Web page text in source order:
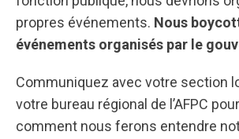
propres événements. Nous
événements organisés par le
Communiquez avec votre section
votre bureau régional de l’AFPC
comment nous ferons entendre